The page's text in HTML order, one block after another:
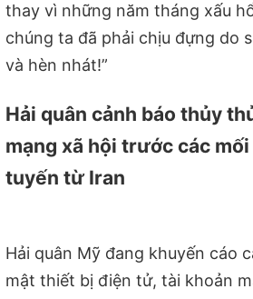
thay vì những năm tháng xấu
chúng ta đã phải chịu đựng do
và hèn nhát!”
Hải quân cảnh báo thủy
mạng xã hội trước các
tuyến từ Iran
Hải quân Mỹ đang khuyến cáo
mật thiết bị điện tử, tài khoản